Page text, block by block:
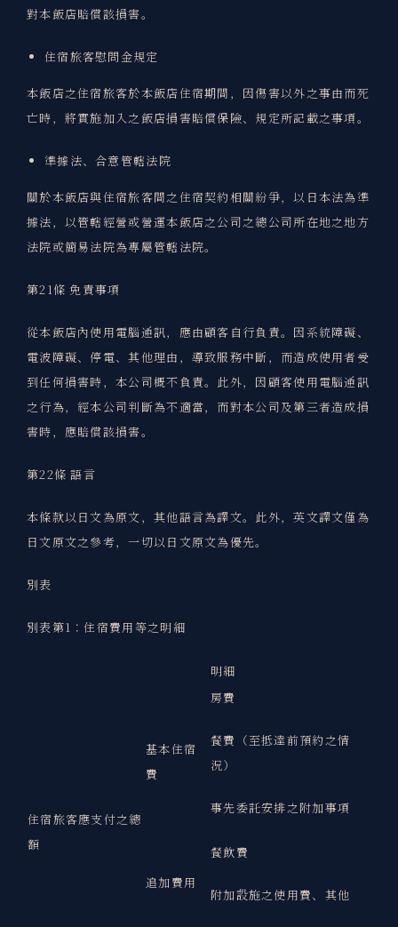
對本飯店賠償該損害。
住宿旅客慰問金規定
本飯店之住宿旅客於本飯店住宿期間，因傷害以外之事由而死
亡時，將實施加入之飯店損害賠償保險、規定所記載之事項。
準據法、合意管轄法院
關於本飯店與住宿旅客間之住宿契約相關紛爭，以日本法為準
據法，以管轄經營或營運本飯店之公司之總公司所在地之地方
法院或簡易法院為專屬管轄法院。
第21條 免責事項
從本飯店內使用電腦通訊，應由顧客自行負責。因系統障礙、
電波障礙、停電、其他理由，導致服務中斷，而造成使用者受
到任何損害時，本公司概不負責。此外，因顧客使用電腦通訊
之行為，經本公司判斷為不適當，而對本公司及第三者造成損
害時，應賠償該損害。
第22條 語言
本條款以日文為原文，其他語言為譯文。此外，英文譯文僅為
日文原文之參考，一切以日文原文為優先。
別表
別表第1：住宿費用等之明細
明細
住宿旅客應支付之總
額
基本住宿
費
房費
餐費（至抵達前預約之情
況）
事先委託安排之附加事項
追加費用
餐飲費
附加設施之使用費、其他